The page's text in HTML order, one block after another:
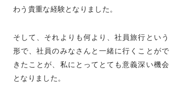
わう貴重な経験となりました。
そして、それよりも何より、社員旅行という
形で、社員のみなさんと一緒に行くことがで
きたことが、私にとってとても意義深い機会
となりました。